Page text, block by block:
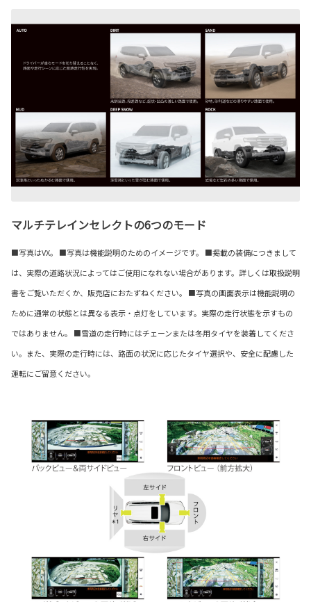
マルチテレインセレクトの6つのモード
■写真はVX。 ■写真は機能説明のためのイメージです。 ■掲載の装備につきまして
は、実際の道路状況によってはご使用になれない場合があります。詳しくは取扱説明
書をご覧いただくか、販売店におたずねください。 ■写真の画面表示は機能説明の
ために通常の状態とは異なる表示・点灯をしています。実際の走行状態を示すもの
ではありません。 ■雪道の走行時にはチェーンまたは冬用タイヤを装着してくださ
い。また、実際の走行時には、路面の状況に応じたタイヤ選択や、安全に配慮した
運転にご留意ください。